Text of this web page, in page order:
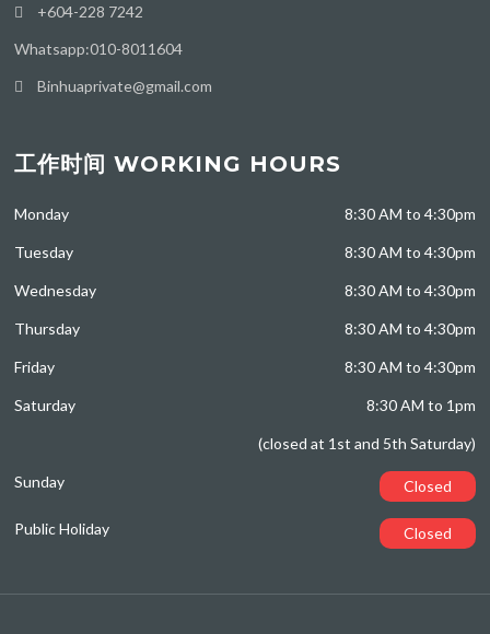
+604-228 7242
Whatsapp:010-8011604
Binhuaprivate@gmail.com
工作时间 WORKING HOURS
Monday 8:30 AM to 4:30pm
Tuesday 8:30 AM to 4:30pm
Wednesday 8:30 AM to 4:30pm
Thursday 8:30 AM to 4:30pm
Friday 8:30 AM to 4:30pm
Saturday 8:30 AM to 1pm
(closed at 1st and 5th Saturday)
Sunday Closed
Public Holiday Closed